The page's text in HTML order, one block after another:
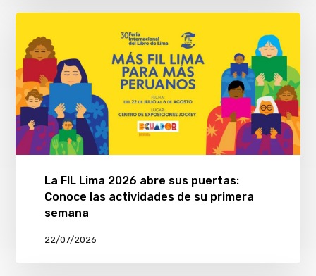
La FIL Lima 2026 abre sus puertas:
Conoce las actividades de su primera
semana
22/07/2026